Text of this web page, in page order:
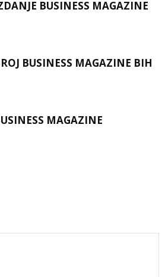
BUSINESS MAGAZINE
BUSINESS MAGAZINE BIH
MAGAZINE